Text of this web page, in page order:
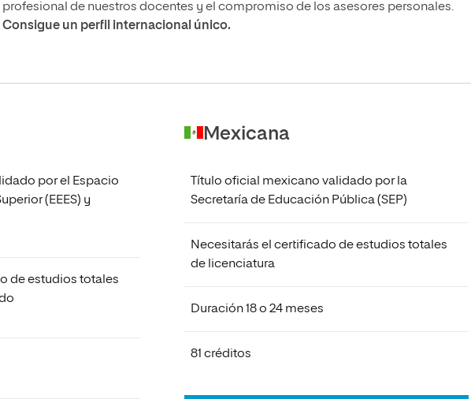
profesional de nuestros docentes y el compromiso de los asesores personales.
Consigue un perfil internacional único.
Mexicana
por el Espacio
(EEES) y
de estudios totales
Título oficial mexicano validado por la
Secretaría de Educación Pública (SEP)
Necesitarás el certificado de estudios totales
de licenciatura
Duración 18 o 24 meses
81 créditos